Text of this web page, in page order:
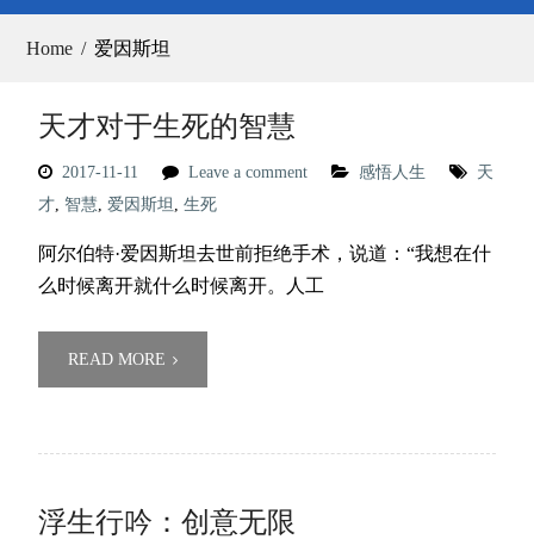
Home 爱因斯坦
天才对于生死的智慧
2017-11-11 Leave a comment 感悟人生
天
才, 智慧, 爱因斯坦 , 生死
阿尔伯特·爱因斯坦去世前拒绝手术，说道：“我想在什
么时候离开就什么时候离开。人工
READ MORE
浮生行吟：创意无限